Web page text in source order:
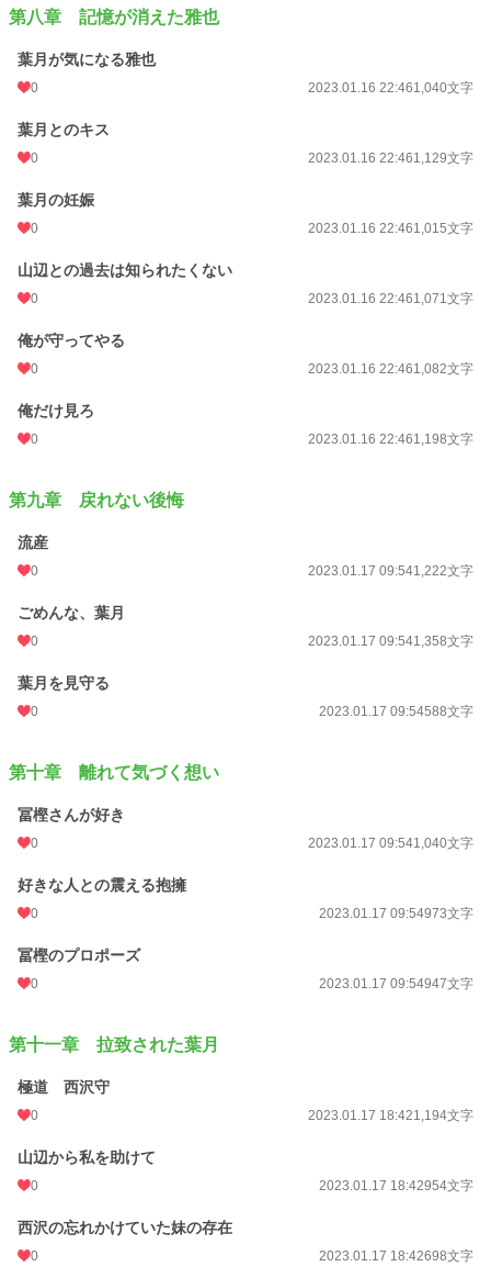
第八章 記憶が消えた雅也
葉月が気になる雅也
0 2023.01.16 22:461,040文字
葉月とのキス
0 2023.01.16 22:461,129文字
葉月の妊娠
0 2023.01.16 22:461,015文字
山辺との過去は知られたくない
0 2023.01.16 22:461,071文字
俺が守ってやる
0 2023.01.16 22:461,082文字
俺だけ見ろ
0 2023.01.16 22:461,198文字
第九章 戻れない後悔
流産
0 2023.01.17 09:541,222文字
ごめんな、葉月
0 2023.01.17 09:541,358文字
葉月を見守る
0 2023.01.17 09:54588文字
第十章 離れて気づく想い
冨樫さんが好き
0 2023.01.17 09:541,040文字
好きな人との震える抱擁
0 2023.01.17 09:54973文字
冨樫のプロポーズ
0 2023.01.17 09:54947文字
第十一章 拉致された葉月
極道 西沢守
0 2023.01.17 18:421,194文字
山辺から私を助けて
0 2023.01.17 18:42954文字
西沢の忘れかけていた妹の存在
0 2023.01.17 18:42698文字